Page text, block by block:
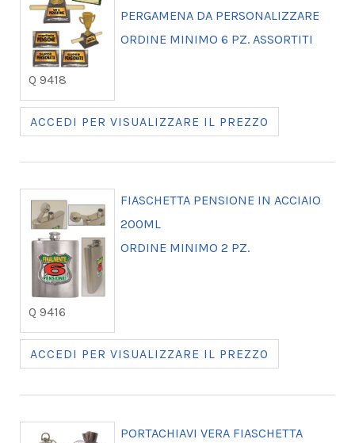
Q 9418
PERGAMENA DA PERSONALIZZARE
ORDINE MINIMO 6 PZ. ASSORTITI
ACCEDI PER VISUALIZZARE IL PREZZO
Q 9416
FIASCHETTA PENSIONE IN ACCIAIO
200ML
ORDINE MINIMO 2 PZ.
ACCEDI PER VISUALIZZARE IL PREZZO
PORTACHIAVI VERA FIASCHETTA